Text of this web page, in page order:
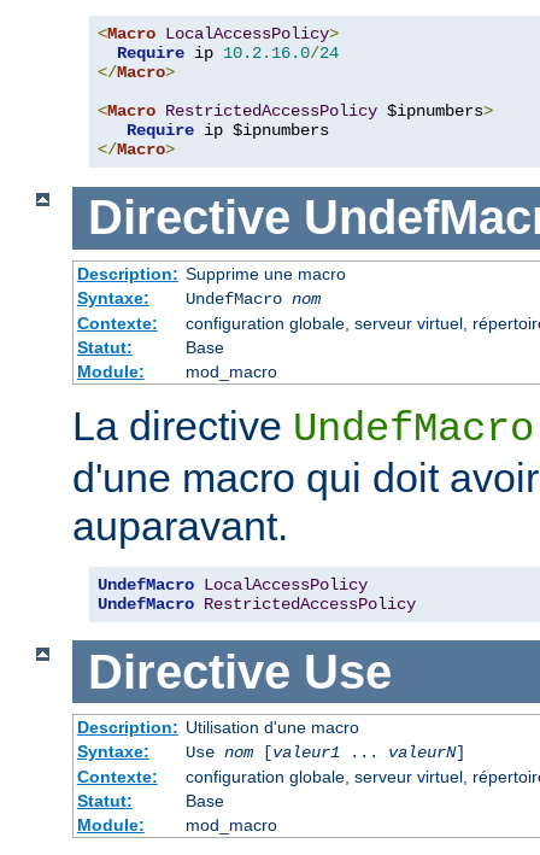
<Macro LocalAccessPolicy>
Require ip 10.2. 16.0/24
</Macro>
<Macro RestrictedAccessPolicy $ipnumbers>
Require
</Macro>
Directive
Description: Supprime une macro
Syntaxe:
UndefMacro nom
Contexte:
configuration globale, serveur virtuel,
Statut:
Base
Module:
mod_macro
La directive UndefMacro
d'une macro qui doit
auparavant.
UndefMacro LocalAccessPolicy
UndefMacro RestrictedAccessPolicy
Directive Use
Description: Utilisation d'une macro
Syntaxe:
Use nom[valeur1... valeurN]
Contexte:
configuration globale, serveur virtuel,
Statut:
Base
Module:
mod_macro